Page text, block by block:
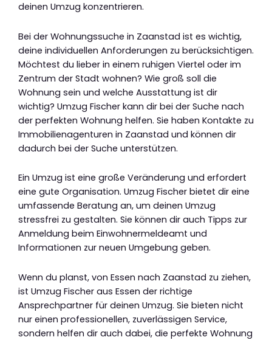
deinen Umzug konzentrieren.
Bei der Wohnungssuche in Zaanstad ist es wichtig,
deine individuellen Anforderungen zu berücksichtigen.
Möchtest du lieber in einem ruhigen Viertel oder im
Zentrum der Stadt wohnen? Wie groß soll die
Wohnung sein und welche Ausstattung ist dir
wichtig? Umzug Fischer kann dir bei der Suche nach
der perfekten Wohnung helfen. Sie haben Kontakte zu
Immobilienagenturen in Zaanstad und können dir
dadurch bei der Suche unterstützen.
Ein Umzug ist eine große Veränderung und erfordert
eine gute Organisation. Umzug Fischer bietet dir eine
umfassende Beratung an, um deinen Umzug
stressfrei zu gestalten. Sie können dir auch Tipps zur
Anmeldung beim Einwohnermeldeamt und
Informationen zur neuen Umgebung geben.
Wenn du planst, von Essen nach Zaanstad zu ziehen,
ist Umzug Fischer aus Essen der richtige
Ansprechpartner für deinen Umzug. Sie bieten nicht
nur einen professionellen, zuverlässigen Service,
sondern helfen dir auch dabei, die perfekte Wohnung